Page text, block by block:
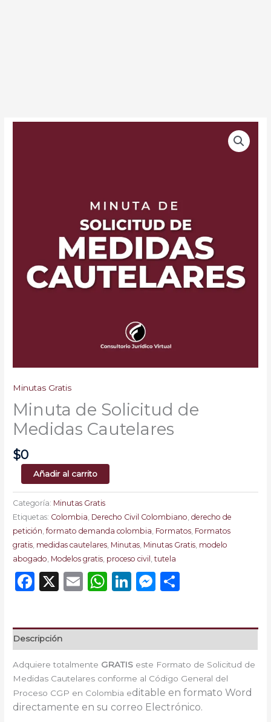
Minutas Gratis
Minuta de Solicitud de
Medidas Cautelares
$0
Añadir al carrito
Categoría: Minutas Gratis
Etiquetas: Colombia, Derecho Civil Colombiano,derecho de
petición,formato demanda colombia, Formatos, Formatos
gratis, medidas cautelares, Minutas, Minutas Gratis, modelo
abogado, Modelos gratis, proceso civil ,tutela
Facebook
X EmailWhatsApp
LinkedIn
Messenger
Descripción
Adquiere totalmente GRATIS este Formato de Solicitud de
Medidas Cautelares conforme al Código General del
Proceso CGP en Colombia editable en formato Word
directamente en su correo Electrónico.